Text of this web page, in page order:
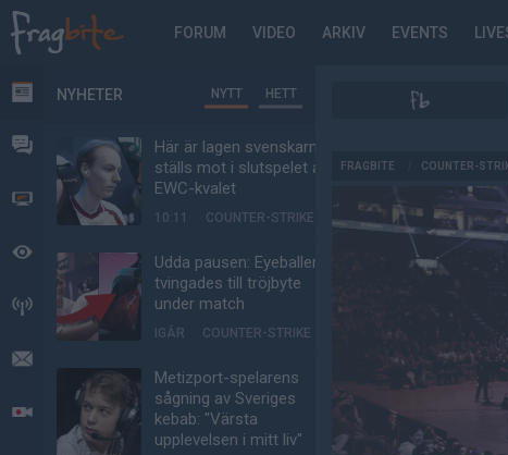
FORUM VIDEO ARKIV EVENTS
NYHETER
FORUM
VIDEO
BEVAKAT
HÄNDELSER
LIVESÄNDNINGAR
NYHETER NYTT HETT
Här är lagen svenskarna
ställs mot i slutspelet av
EWC-kvalet
10:11 COUNTER-STRIKE
Udda pausen: Eyeballers
tvingades till tröjbyte
under match
IGÅR COUNTER-STRIKE
Metizport-spelarens
sågning av Sveriges
kebab: "Värsta
upplevelsen i mitt liv"
FRAGBITE COUNTER-